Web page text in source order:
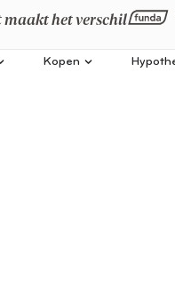
het verschil
Kopen